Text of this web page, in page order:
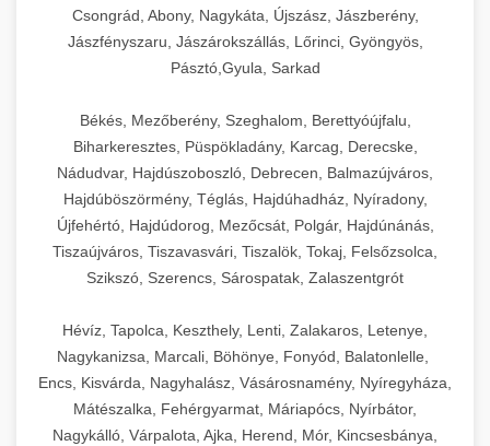
Csongrád, Abony, Nagykáta, Újszász, Jászberény,
Jászfényszaru, Jászárokszállás, Lőrinci, Gyöngyös,
Pásztó,Gyula, Sarkad
Békés, Mezőberény, Szeghalom, Berettyóújfalu,
Biharkeresztes, Püspökladány, Karcag, Derecske,
Nádudvar, Hajdúszoboszló, Debrecen, Balmazújváros,
Hajdúböszörmény, Téglás, Hajdúhadház, Nyíradony,
Újfehértó, Hajdúdorog, Mezőcsát, Polgár, Hajdúnánás,
Tiszaújváros, Tiszavasvári, Tiszalök, Tokaj, Felsőzsolca,
Szikszó, Szerencs, Sárospatak, Zalaszentgrót
Hévíz, Tapolca, Keszthely, Lenti, Zalakaros, Letenye,
Nagykanizsa, Marcali, Böhönye, Fonyód, Balatonlelle,
Encs, Kisvárda, Nagyhalász, Vásárosnamény, Nyíregyháza,
Mátészalka, Fehérgyarmat, Máriapócs, Nyírbátor,
Nagykálló, Várpalota, Ajka, Herend, Mór, Kincsesbánya,